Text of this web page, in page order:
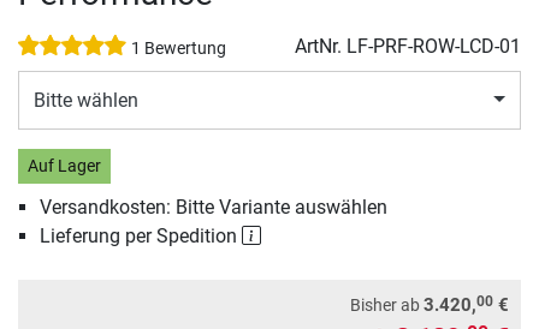
1 Bewertung ArtNr. LF-PRF-ROW-LCD-01
Bitte wählen
Auf Lager
Versandkosten: Bitte Variante auswählen
Lieferung per Spedition
Bisher ab3.420,00 €